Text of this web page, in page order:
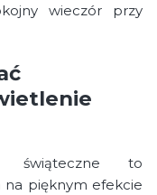
wieczór przy
świąteczne to
na pięknym efekcie